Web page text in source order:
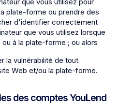
plate-forme ou prendre des
d'identifier correctement
que vous utilisez lorsque
à la plate-forme ; ou alors
la vulnérabilité de tout
Web et/ou la plate-forme.
des comptes YouLend